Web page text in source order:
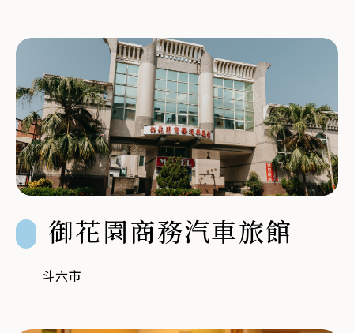
御花園商務汽車旅館
斗六市